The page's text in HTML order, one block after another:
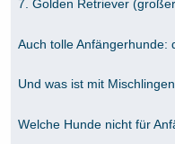
7. Golden Retriever
Auch tolle Anfängerhunde:
Und was ist mit
Welche Hunde nicht für